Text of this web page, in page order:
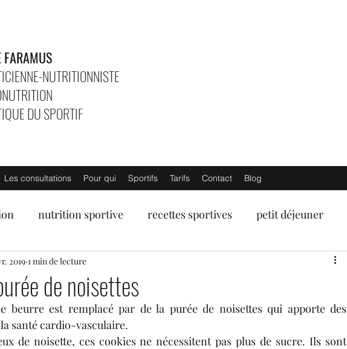
FARAMUS
NUTRITIONNISTE
DU SPORTIF
Les consultations Pour qui Sportifs Tarifs Contact Blog
nutrition sportive recettes sportives petit déjeuner
végétariens viandes
pains et autres condiments fruits boissons
de noisettes
2019 1 min de lecture
beurre est remplacé par de la purée de noisettes qui apporte des
santé cardio-vasculaire.
de noisette, ces cookies ne nécessitent pas plus de sucre. Ils sont